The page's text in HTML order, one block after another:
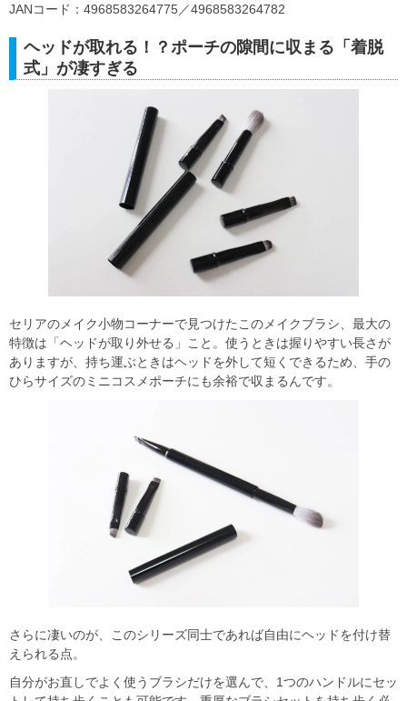
JANコード：4968583264775／4968583264782
ヘッドが取れる！？ポーチの隙間に収まる「着脱
式」が凄すぎる
セリアのメイク小物コーナーで見つけたこのメイクブラシ、最大の
特徴は「ヘッドが取り外せる」こと。使うときは握りやすい長さが
ありますが、持ち運ぶときはヘッドを外して短くできるため、手の
ひらサイズのミニコスメポーチにも余裕で収まるんです。
さらに凄いのが、このシリーズ同士であれば自由にヘッドを付け替
えられる点。
自分がお直しでよく使うブラシだけを選んで、1つのハンドルにセッ